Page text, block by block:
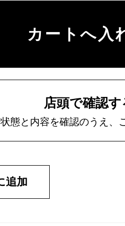
店頭で確認
態と内容を確認のうえ、